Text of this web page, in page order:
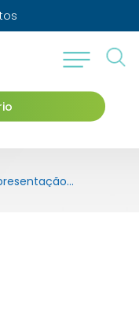
Sinfônica faz apresentação no Teatro Cine Barretos